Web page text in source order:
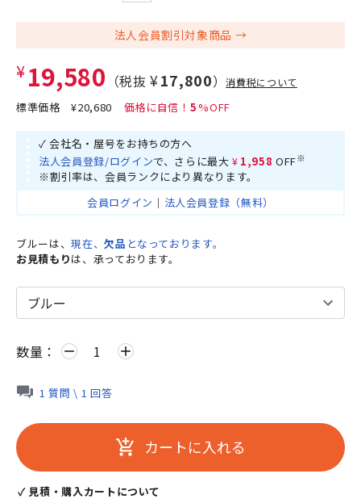
法人会員割引対象商品
¥19,580 （税抜 ¥17,800）消費税について
標準価格¥20,680 5
✓ 会社名・屋号をお持ちの方へ
法人会員登録/ログインで、さらに最大 ¥1,958 OFF※
※割引率は、会員ランクにより異なります。
会員ログイン ｜ 法人会員登録（無料）
ブルーは、現在、欠品 となっております。
お見積もりは、承っております。
数量： remove add
1 質問 \ 1 回答
add_shopping_cart カートに入れる
✓ 見積・購入カートについて